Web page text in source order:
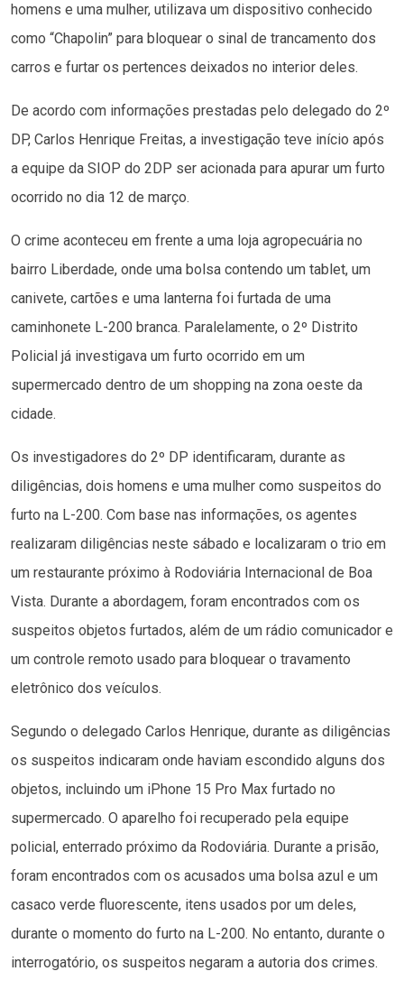
homens e uma mulher, utilizava um dispositivo conhecido
como “Chapolin” para bloquear o sinal de trancamento dos
carros e furtar os pertences deixados no interior deles.
De acordo com informações prestadas pelo delegado do 2º
DP, Carlos Henrique Freitas, a investigação teve início após
a equipe da SIOP do 2DP ser acionada para apurar um furto
ocorrido no dia 12 de março.
O crime aconteceu em frente a uma loja agropecuária no
bairro Liberdade, onde uma bolsa contendo um tablet, um
canivete, cartões e uma lanterna foi furtada de uma
caminhonete L-200 branca. Paralelamente, o 2º Distrito
Policial já investigava um furto ocorrido em um
supermercado dentro de um shopping na zona oeste da
cidade.
Os investigadores do 2º DP identificaram, durante as
diligências, dois homens e uma mulher como suspeitos do
furto na L-200. Com base nas informações, os agentes
realizaram diligências neste sábado e localizaram o trio em
um restaurante próximo à Rodoviária Internacional de Boa
Vista. Durante a abordagem, foram encontrados com os
suspeitos objetos furtados, além de um rádio comunicador e
um controle remoto usado para bloquear o travamento
eletrônico dos veículos.
Segundo o delegado Carlos Henrique, durante as diligências
os suspeitos indicaram onde haviam escondido alguns dos
objetos, incluindo um iPhone 15 Pro Max furtado no
supermercado. O aparelho foi recuperado pela equipe
policial, enterrado próximo da Rodoviária. Durante a prisão,
foram encontrados com os acusados uma bolsa azul e um
casaco verde fluorescente, itens usados por um deles,
durante o momento do furto na L-200. No entanto, durante o
interrogatório, os suspeitos negaram a autoria dos crimes.